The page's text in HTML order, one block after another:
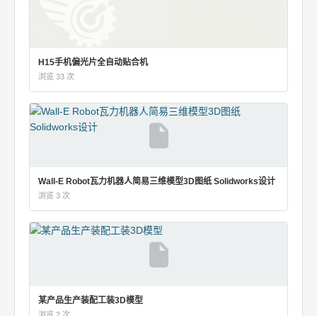
H15手机偏光片全自动贴合机
浏览 33 次
Wall-E Robot瓦力机器人简易三维模型3D图纸 Solidworks设计
浏览 3 次
某产品生产装配工装3D模型